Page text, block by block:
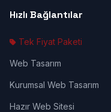
Hızlı Bağlantılar
Tek Fiyat Paketi
Web Tasarım
Kurumsal Web Tasarım
Hazır Web Sitesi